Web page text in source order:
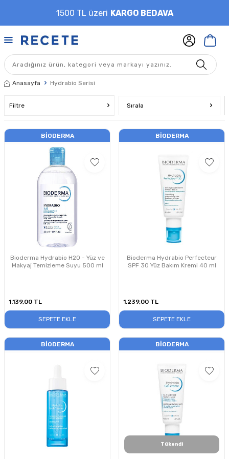
1500 TL üzeri KARGO BEDAVA
Anasayfa Hydrabio Serisi
Filtre Sırala
BIODERMA
Bioderma Hydrabio H2O - Yüz ve
Makyaj Temizleme Suyu 500 ml
1.139,00 TL
SEPETE EKLE
BIODERMA
Bioderma Hydrabio Perfecteur
SPF 30 Yüz Bakım Kremi 40 ml
1.239,00 TL
SEPETE EKLE
BIODERMA BIODERMA
Tükendi